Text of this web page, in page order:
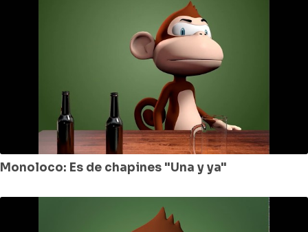
Monoloco: Es de chapines "Una y ya"